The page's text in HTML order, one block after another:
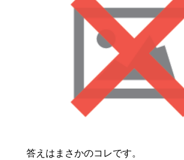
答えはまさかのコレです。